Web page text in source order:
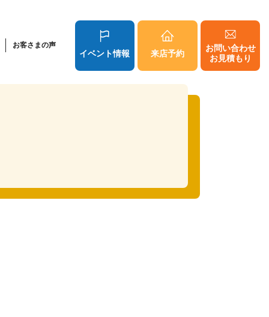
お客さまの声
イベント情報 来店予約
お問い合わせ
お見積もり